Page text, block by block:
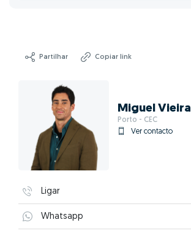
Partilhar Copiar link
Miguel Vieira
Porto - CEC
Ver contacto
Ligar
Whatsapp